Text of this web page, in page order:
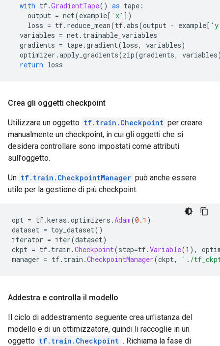
with tf.GradientTape() as tape :
output = net(example[ 'x' ])
loss = tf. reduce_mean(tf.abs(output - example[
variables = net. trainable_variables
gradients = tape.gradient(loss, variables)
optimizer .apply_gradients(zip(gradients, variables
return loss
Crea gli oggetti checkpoint
Utilizzare un oggetto tf.train.Checkpoint per creare
manualmente un checkpoint, in cui gli oggetti che si
desidera controllare sono impostati come attributi
sull'oggetto.
Un tf.train.CheckpointManager può anche essere
utile per la gestione di più checkpoint.
opt = tf.keras .optimizers .Adam(0.1 )
dataset = toy_dataset()
iterator = iter(dataset)
ckpt = tf. train .Checkpoint(step=tf.Variable(1 ),
manager = tf. train .CheckpointManager(ckpt, './
Addestra e controlla il modello
Il ciclo di addestramento seguente crea un'istanza del
modello e di un ottimizzatore, quindi li raccoglie in un
oggetto tf.train.Checkpoint . Richiama la fase di